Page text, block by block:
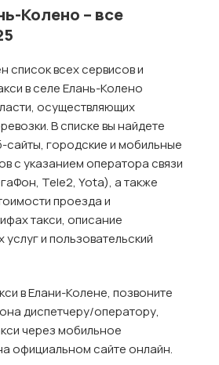
Колено – все
список всех сервисов и
в селе Елань-Колено
осуществляющих
В списке вы найдете
городские и мобильные
с указанием оператора связи
Tele2, Yota), а также
проезда и
такси, описание
и пользовательский
в Елани-Колене, позвоните
диспетчеру/оператору,
через мобильное
официальном сайте онлайн.